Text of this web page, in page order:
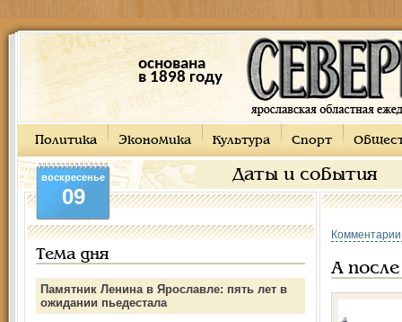
основана
в 1898 году
Политика Экономика Культура Спорт
Даты и события
воскресенье
09
Тема дня
Памятник Ленина в Ярославле: пять лет в
ожидании пьедестала
А